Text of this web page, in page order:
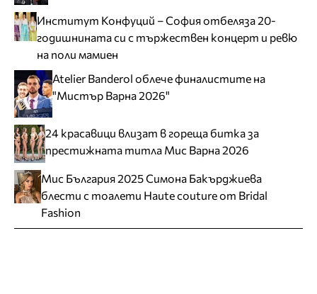
Институт Конфуций – София отбеляза 20-
годишнината си с тържествен концерт и ревю
на поли мамиен
Atelier Banderol облече финалистите на
"Мистър Варна 2026"
24 красавици влизат в гореща битка за
престижната титла Мис Варна 2026
Мис България 2025 Симона Бакърджиева
блести с тоалети Haute couture от Bridal
Fashion